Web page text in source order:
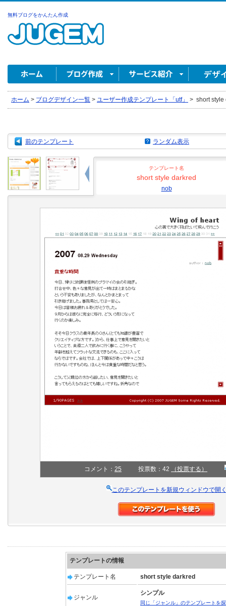
無料ブログをかんたん作成
ホーム > ブログデザイン一覧 > ユーザー作成テンプレート「utf」 > short style
前のテンプレート ランダム表示
テンプレート名
short style darkred
nob
コメント： 25 投票数：42 （投票する）
このテンプレートを新規ウィンドウで開
テンプレートの情報
テンプレート名 short style darkred
ジャンル
シンプル
同じ「ジャンル」のテンプレートを